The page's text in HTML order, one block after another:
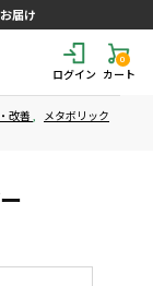
届け
ログイン
0
カート
改善 , メタボリック